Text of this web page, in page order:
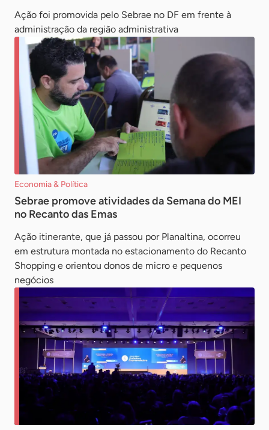
Ação foi promovida pelo Sebrae no DF em frente à
administração da região administrativa
Economia & Política
Sebrae promove atividades da Semana do MEI
no Recanto das Emas
Ação itinerante, que já passou por Planaltina, ocorreu
em estrutura montada no estacionamento do Recanto
Shopping e orientou donos de micro e pequenos
negócios